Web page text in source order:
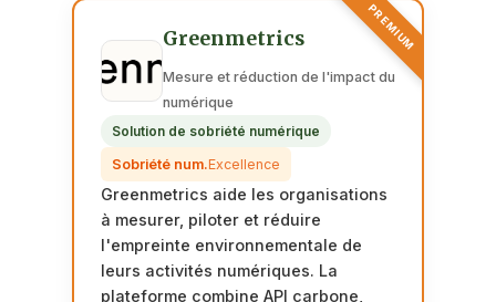
PREMIUM
Greenmetrics
Mesure et réduction de l'impact du
numérique
Solution de sobriété numérique
Sobriété num.Excellence
Greenmetrics aide les organisations
à mesurer, piloter et réduire
l'empreinte environnementale de
leurs activités numériques. La
plateforme combine API carbone,